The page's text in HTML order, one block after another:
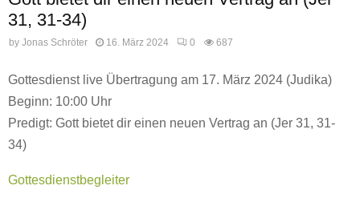
31, 31-34)
by Jonas Schröter 16. März 2024 0 687
Gottesdienst live Übertragung am 17. März 2024 (Judika)
Beginn: 10:00 Uhr
Predigt: Gott bietet dir einen neuen Vertrag an (Jer 31, 31-
34)
Gottesdienstbegleiter